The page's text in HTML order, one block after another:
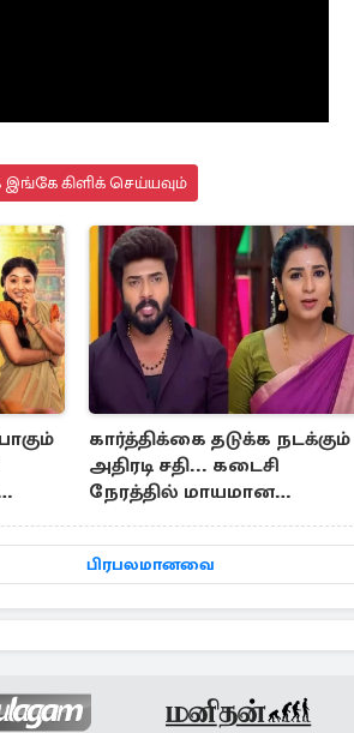
கிளிக் செய்யவும்
கார்த்திக்கை தடுக்க நடக்கும்
அதிரடி சதி... கடைசி
நேரத்தில் மாயமான
இன்றைய எபிசோட் அப்டேட்
பிரபலமானவை